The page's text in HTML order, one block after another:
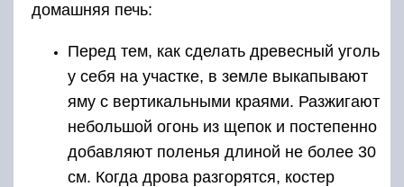
домашняя печь:
Перед тем, как сделать древесный уголь
у себя на участке, в земле выкапывают
яму с вертикальными краями. Разжигают
небольшой огонь из щепок и постепенно
добавляют поленья длиной не более 30
см. Когда дрова разгорятся, костер